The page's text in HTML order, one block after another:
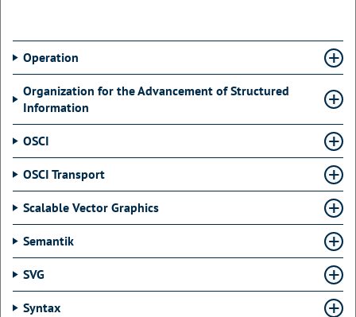
Operation
Organization for the Advancement of Structured
Information
OSCI
OSCI Transport
Scalable Vector Graphics
Semantik
SVG
Syntax